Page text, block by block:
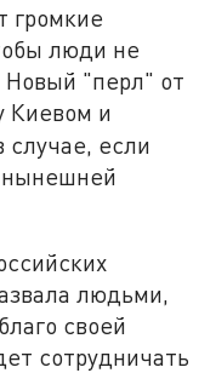
громкие
люди не
Новый "перл" от
Киевом и
случае, если
нынешней
людьми,
своей
сотрудничать